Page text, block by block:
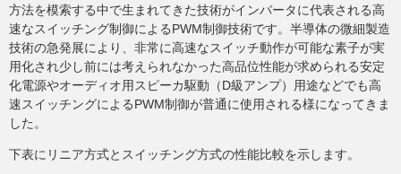
方法を模索する中で生まれてきた技術がインバータに代表される高
速なスイッチング制御によるPWM制御技術です。半導体の微細製造
技術の急発展により、非常に高速なスイッチ動作が可能な素子が実
用化され少し前には考えられなかった高品位性能が求められる安定
化電源やオーディオ用スピーカ駆動（D級アンプ）用途などでも高
速スイッチングによるPWM制御が普通に使用される様になってきま
した。
下表にリニア方式とスイッチング方式の性能比較を示します。